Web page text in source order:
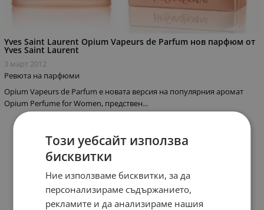
Yves Saint Laurent Opium Vapeurs de Parfum нов парфюм от
Yves Saint Laurent
3 март 2012
Ревюта на парфюми
Opium Vapeurs de Parfum е новата версия на популярния аромат
Opium Perfume for Women, предствен...
Този уебсайт използва
бисквитки
Ние използваме бисквитки, за да
персонализираме съдържанието,
рекламите и да анализираме нашия